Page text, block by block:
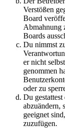
Verstößen
Board
Abmahnung
Boards
Du nimmst
er nicht
genommen
oder zu
Du
abzuändern,
geeignet
zuzufügen.